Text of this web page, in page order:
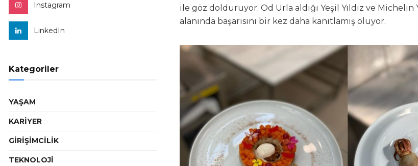
ile göz dolduruyor. Od Urla aldığı Yeşil Yıldız ve Michelin
alanında başarısını bir kez daha kanıtlamış oluyor.
Instagram
LinkedIn
Kategoriler
YAŞAM
KARİYER
GİRİŞİMCİLİK
TEKNOLOJİ